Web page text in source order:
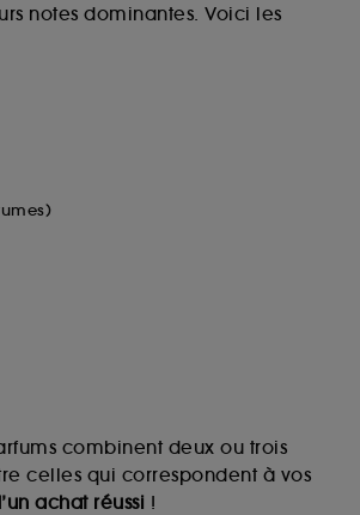
notes dominantes. Voici les
combinent deux ou trois
celles qui correspondent à vos
achat réussi !